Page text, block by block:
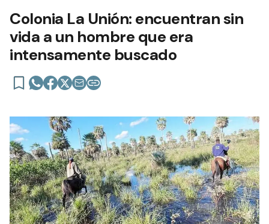
Colonia La Unión: encuentran sin
vida a un hombre que era
intensamente buscado